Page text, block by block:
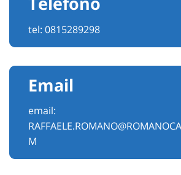
tel: 0815289298
Email
email:
M